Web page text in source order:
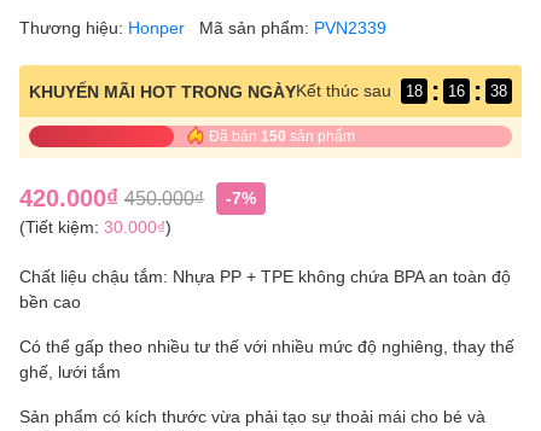
Thương hiệu: Honper Mã sản phẩm: PVN2339
KHUYẾN MÃI HOT TRONG NGÀYKết thúc sau 18 : 16 : 37
Đã bán 150 sản phẩm
420.000₫ 450.000₫
-7%
(Tiết kiệm: 30.000₫)
Chất liệu chậu tắm: Nhựa PP + TPE không chứa BPA an toàn độ
bền cao
Có thể gấp theo nhiều tư thế với nhiều mức độ nghiêng, thay thế
ghế, lưới tắm
Sản phẩm có kích thước vừa phải tạo sự thoải mái cho bé và